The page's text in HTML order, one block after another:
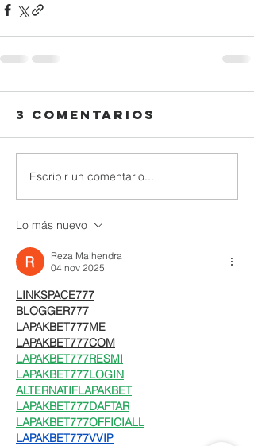
3 comentarios
Escribir un comentario...
Lo más nuevo
Reza Malhendra
04 nov 2025
LINKSPACE777
BLOGGER777
LAPAKBET777ME
LAPAKBET777COM
LAPAKBET777RESMI
LAPAKBET777LOGIN
ALTERNATIFLAPAKBET
LAPAKBET777DAFTAR
LAPAKBET777OFFICIALL
LAPAKBET777VVIP